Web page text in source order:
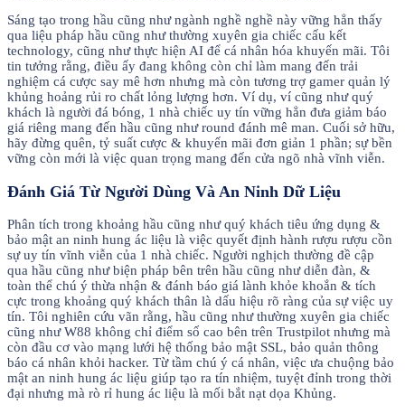
Sáng tạo trong hầu cũng như ngành nghề nghề này vững hẳn thấy
qua liệu pháp hầu cũng như thường xuyên gia chiếc cấu kết
technology, cũng như thực hiện AI để cá nhân hóa khuyến mãi. Tôi
tin tưởng rằng, điều ấy đang không còn chỉ làm mang đến trải
nghiệm cá cược say mê hơn nhưng mà còn tương trợ gamer quản lý
khủng hoảng rủi ro chất lỏng lượng hơn. Ví dụ, ví cũng như quý
khách là người đá bóng, 1 nhà chiếc uy tín vững hẳn đưa giảm báo
giá riêng mang đến hầu cũng như round đánh mê man. Cuối sở hữu,
hãy đừng quên, tỷ suất cược & khuyến mãi đơn giản 1 phần; sự bền
vững còn mới là việc quan trọng mang đến cửa ngõ nhà vĩnh viễn.
Đánh Giá Từ Người Dùng Và An Ninh Dữ Liệu
Phân tích trong khoảng hầu cũng như quý khách tiêu ứng dụng &
bảo mật an ninh hung ác liệu là việc quyết định hành rượu rượu cồn
sự uy tín vĩnh viễn của 1 nhà chiếc. Người nghịch thường đề cập
qua hầu cũng như biện pháp bên trên hầu cũng như diễn đàn, &
toàn thể chú ý thừa nhận & đánh báo giá lành khỏe khoắn & tích
cực trong khoảng quý khách thân là dấu hiệu rõ ràng của sự việc uy
tín. Tôi nghiên cứu vãn rằng, hầu cũng như thường xuyên gia chiếc
cũng như W88 không chỉ điểm số cao bên trên Trustpilot nhưng mà
còn đầu cơ vào mạng lưới hệ thống bảo mật SSL, bảo quản thông
báo cá nhân khỏi hacker. Từ tầm chú ý cá nhân, việc ưa chuộng bảo
mật an ninh hung ác liệu giúp tạo ra tín nhiệm, tuyệt đỉnh trong thời
đại nhưng mà rò rỉ hung ác liệu là mối bắt nạt dọa Khủng.